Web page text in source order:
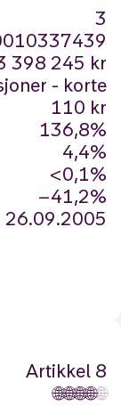
3
398 245 kr
- korte
110 kr
136,8%
4,4%
<0,1%
−41,2%
26.09.2005
Artikkel 8
🌐🌐🌐🌐🌐